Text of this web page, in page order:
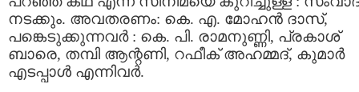
നടക്കും. അവതരണം: കെ. എ. മോഹന്‍ ദാസ്,
പങ്കെടുക്കുന്നവര്‍ : കെ. പി. രാമനുണ്ണി, പ്രകാശ്
ബാരെ, തമ്പി ആന്റണി, റഫീക് അഹമ്മദ്‌, കുമാര്‍
എടപ്പാള്‍ എന്നിവര്‍.